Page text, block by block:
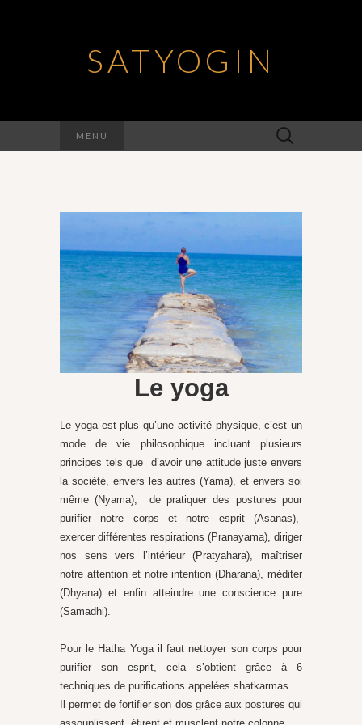
SATYOGIN
MENU Rechercher :
Le yoga
Le yoga est plus qu’une activité physique, c’est un
mode de vie philosophique incluant plusieurs
principes tels que d’avoir une attitude juste envers
la société, envers les autres (Yama), et envers soi
même (Nyama), de pratiquer des postures pour
purifier notre corps et notre esprit (Asanas),
exercer différentes respirations (Pranayama), diriger
nos sens vers l’intérieur (Pratyahara), maîtriser
notre attention et notre intention (Dharana), méditer
(Dhyana) et enfin atteindre une conscience pure
(Samadhi).
Pour le Hatha Yoga il faut nettoyer son corps pour
purifier son esprit, cela s’obtient grâce à 6
techniques de purifications appelées shatkarmas.
Il permet de fortifier son dos grâce aux postures qui